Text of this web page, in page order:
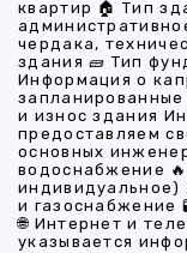
квартир 🏠 Тип
чердака,
здания 🧱 Тип
Информация о
запланированные
и износ здания
предоставляем
основных
водоснабжение
индивидуальное)
и газоснабжение
🌐 Интернет и
указывается